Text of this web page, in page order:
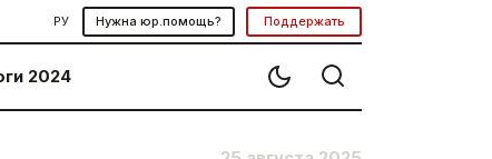
РУ Нужна юр.помощь? Поддержать
2024